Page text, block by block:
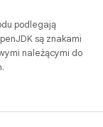
podlegają
są znakami
należącymi do